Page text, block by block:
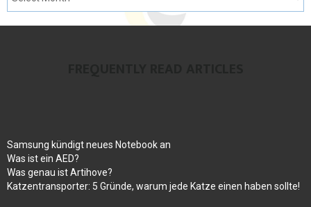
Samsung kündigt neues Notebook an
Was ist ein AED?
Was genau ist Artihove?
Katzentransporter: 5 Gründe, warum jede Katze einen haben sollte!